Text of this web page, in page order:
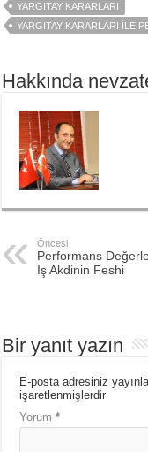
YARGITAY KARARLARI
YARGITAY KARARLARI İLE
Hakkında
Öncesi
Performans
İş Akdinin Feshi
Bir yanıt yazın
E-posta adresiniz
işaretlenmişlerdir
Yorum*